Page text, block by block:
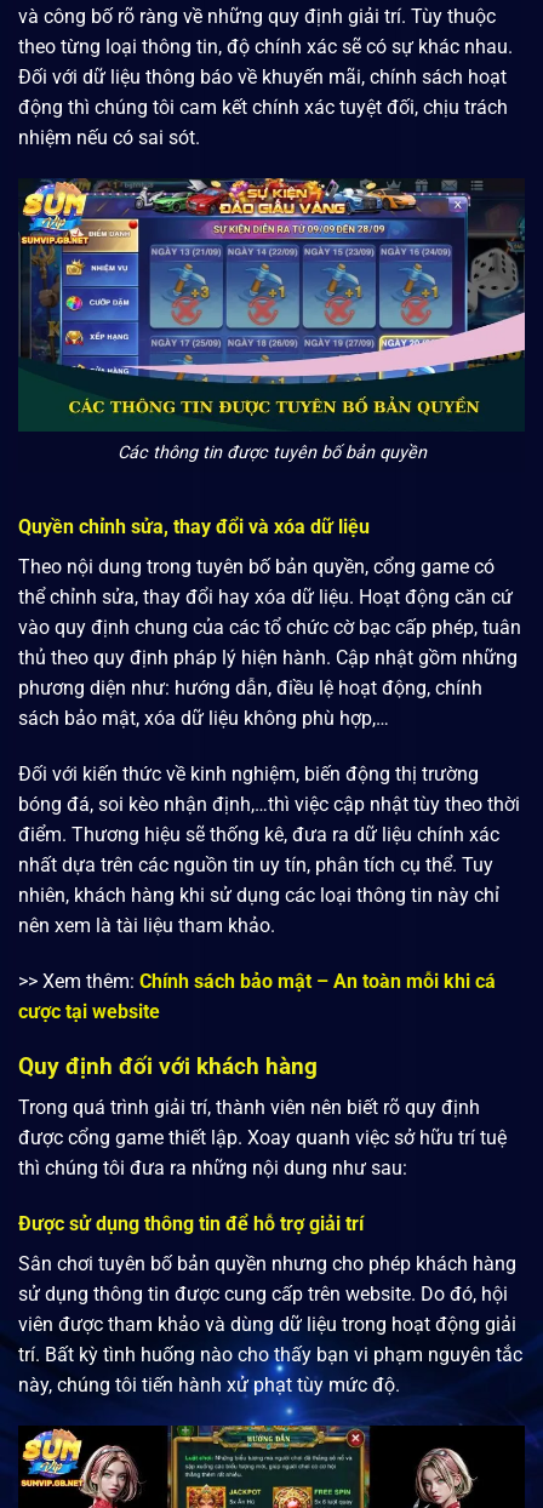
và công bố rõ ràng về những quy định giải trí. Tùy thuộc
theo từng loại thông tin, độ chính xác sẽ có sự khác nhau.
Đối với dữ liệu thông báo về khuyến mãi, chính sách hoạt
động thì chúng tôi cam kết chính xác tuyệt đối, chịu trách
nhiệm nếu có sai sót.
Các thông tin được tuyên bố bản quyền
Quyền chỉnh sửa, thay đổi và xóa dữ liệu
Theo nội dung trong tuyên bố bản quyền, cổng game có
thể chỉnh sửa, thay đổi hay xóa dữ liệu. Hoạt động căn cứ
vào quy định chung của các tổ chức cờ bạc cấp phép, tuân
thủ theo quy định pháp lý hiện hành. Cập nhật gồm những
phương diện như: hướng dẫn, điều lệ hoạt động, chính
sách bảo mật, xóa dữ liệu không phù hợp,…
Đối với kiến thức về kinh nghiệm, biến động thị trường
bóng đá, soi kèo nhận định,…thì việc cập nhật tùy theo thời
điểm. Thương hiệu sẽ thống kê, đưa ra dữ liệu chính xác
nhất dựa trên các nguồn tin uy tín, phân tích cụ thể. Tuy
nhiên, khách hàng khi sử dụng các loại thông tin này chỉ
nên xem là tài liệu tham khảo.
>> Xem thêm: Chính sách bảo mật – An toàn mỗi khi cá
cược tại website
Quy định đối với khách hàng
Trong quá trình giải trí, thành viên nên biết rõ quy định
được cổng game thiết lập. Xoay quanh việc sở hữu trí tuệ
thì chúng tôi đưa ra những nội dung như sau:
Được sử dụng thông tin để hỗ trợ giải trí
Sân chơi tuyên bố bản quyền nhưng cho phép khách hàng
sử dụng thông tin được cung cấp trên website. Do đó, hội
viên được tham khảo và dùng dữ liệu trong hoạt động giải
trí. Bất kỳ tình huống nào cho thấy bạn vi phạm nguyên tắc
này, chúng tôi tiến hành xử phạt tùy mức độ.